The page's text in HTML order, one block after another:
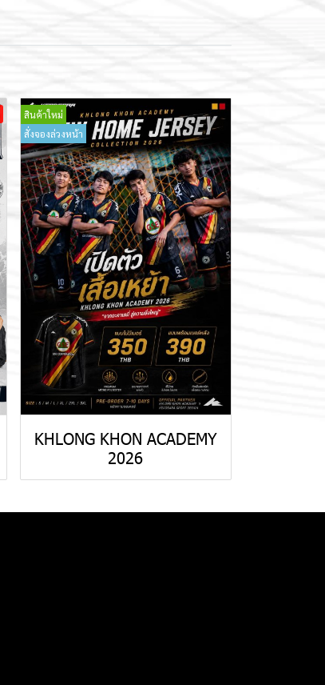
สินค้าใหม่
สั่งจองล่วงหน้า
KHLONG KHON ACADEMY
2026